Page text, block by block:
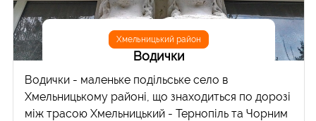
Хмельницький район
Водички
Водички - маленьке подільське село в
Хмельницькому районі, що знаходиться по дорозі
між трасою Хмельницький - Тернопіль та Чорним